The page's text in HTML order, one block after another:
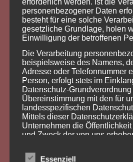
Kontakt:
Christian Buse
Heinestrasse 9
97070 Würzburg
+4993180997786
info@123buse.de
erforderlich werden. Ist die
personenbezogener Daten
besteht für eine solche
gesetzliche Grundlage, holen
Einwilligung der betroffenen
Die Verarbeitung
beispielsweise des Namens,
Adresse oder Telefonnummer
Person, erfolgt stets im
Datenschutz-
Übereinstimmung mit den für
landesspezifischen
Mittels dieser
Unternehmen die
und Zweck der von uns
informieren. Ferner werden
Essenziell